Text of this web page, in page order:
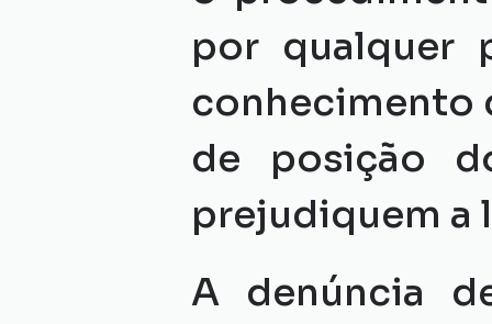
por qualquer
conhecimento
de posição
prejudiquem a
A denúncia